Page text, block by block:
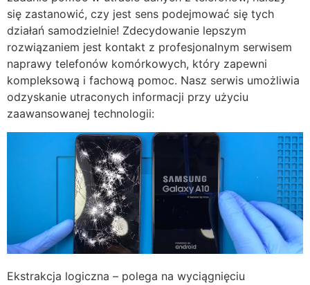
się zastanowić, czy jest sens podejmować się tych
działań samodzielnie! Zdecydowanie lepszym
rozwiązaniem jest kontakt z profesjonalnym serwisem
naprawy telefonów komórkowych, który zapewni
kompleksową i fachową pomoc. Nasz serwis umożliwia
odzyskanie utraconych informacji przy użyciu
zaawansowanej technologii:
Ekstrakcja logiczna – polega na wyciągnięciu